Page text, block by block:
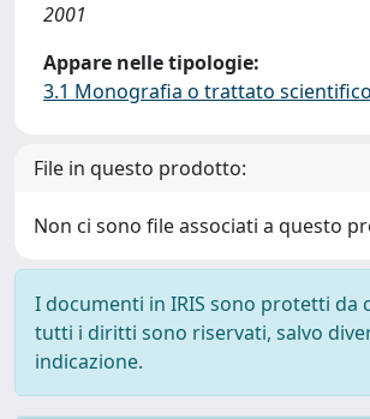
2001
Appare nelle tipologie:
3.1 Monografia o trattato scientifico
File in questo prodotto:
Non ci sono file associati a questo
I documenti in IRIS sono protetti da
tutti i diritti sono riservati, salvo
indicazione.